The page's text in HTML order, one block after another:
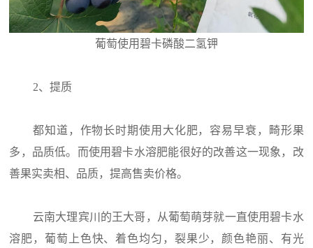
葡萄使用碧卡磷酸二氢钾
2、提质
都知道，作物长时期使用大化肥，容易早衰，畸形果
多，品质低。而使用碧卡水溶肥能很好的改善这一现象，改
善果实卖相、品质，提高售卖价格。
云南大理宾川的王大哥，从葡萄萌芽就一直使用碧卡水
溶肥，葡萄上色快、着色均匀，裂果少，颜色艳丽、有光